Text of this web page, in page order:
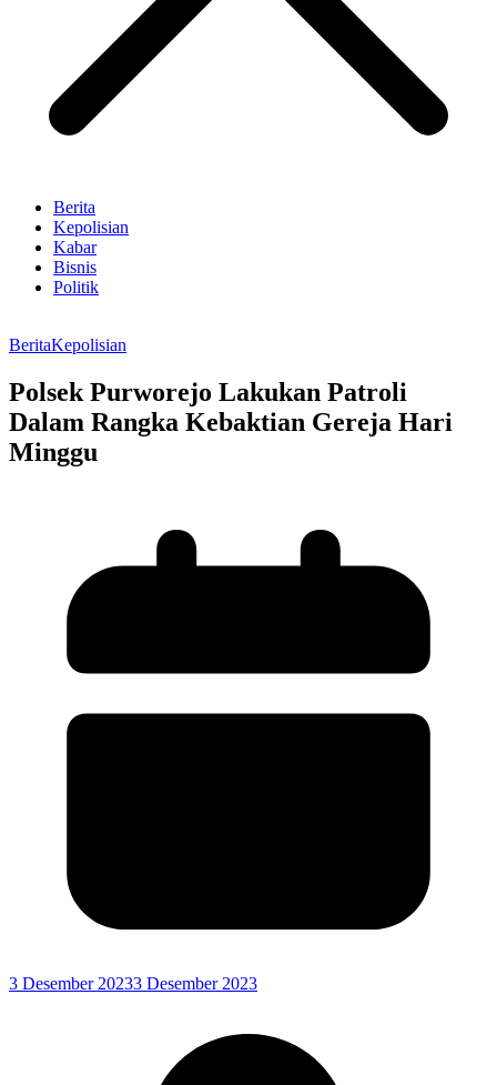
Berita
Kepolisian
Kabar
Bisnis
Politik
BeritaKepolisian
Polsek Purworejo Lakukan Patroli
Dalam Rangka Kebaktian Gereja Hari
Minggu
3 Desember 20233 Desember 2023